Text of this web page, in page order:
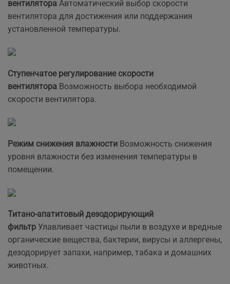
вентилятора Автоматический выбор скорости
вентилятора для достижения или поддержания
установленной температуры.
Ступенчатое регулирование скорости
вентилятора Возможность выбора необходимой
скорости вентилятора.
Режим снижения влажности Возможность снижения
уровня влажности без изменения температуры в
помещении.
Титано-апатитовый дезодорирующий
фильтр Улавливает частицы пыли в воздухе и вредные
органические вещества, бактерии, вирусы и аллергены,
дезодорирует запахи, например, табака и домашних
животных.